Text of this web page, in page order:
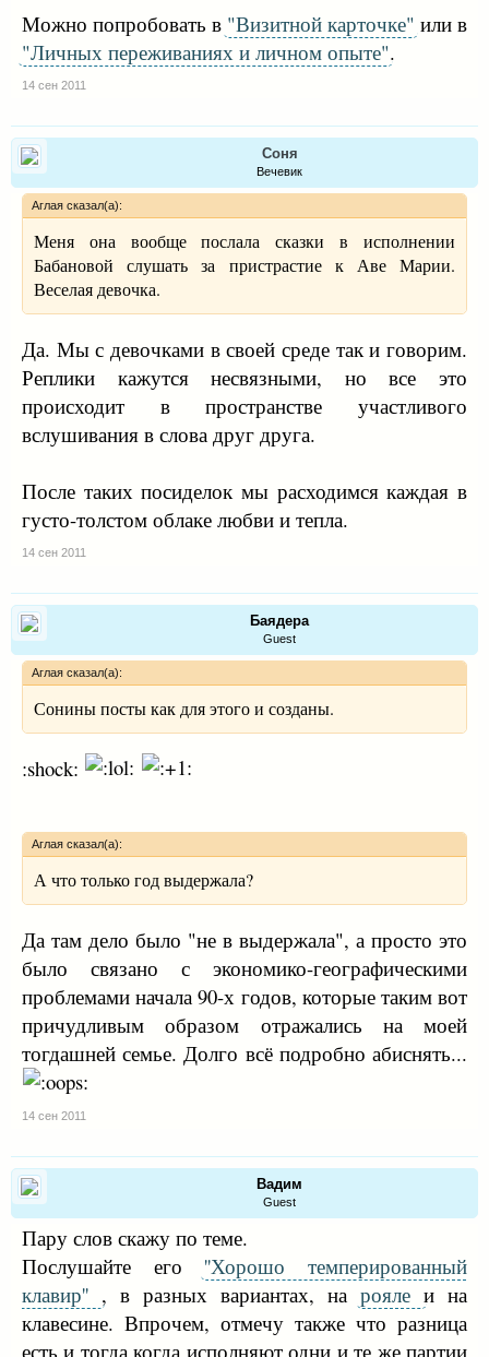
Можно попробовать в "Визитной карточке" или в
"Личных переживаниях и личном опыте".
14 сен 2011
Соня
Вечевик
Аглая сказал(а):
Меня она вообще послала сказки в исполнении
Бабановой слушать за пристрастие к Аве Марии.
Веселая девочка.
Да. Мы с девочками в своей среде так и говорим.
Реплики кажутся несвязными, но все это
происходит в пространстве участливого
вслушивания в слова друг друга.
После таких посиделок мы расходимся каждая в
густо-толстом облаке любви и тепла.
14 сен 2011
Баядера
Guest
Аглая сказал(а):
Сонины посты как для этого и созданы.
:shock:
Аглая сказал(а):
А что только год выдержала?
Да там дело было "не в выдержала", а просто это
было связано с экономико-географическими
проблемами начала 90-х годов, которые таким вот
причудливым образом отражались на моей
тогдашней семье. Долго всё подробно абиснять...
14 сен 2011
Вадим
Guest
Пару слов скажу по теме.
Послушайте его ''Хорошо темперированный
клавир'' , в разных вариантах, на рояле и на
клавесине. Впрочем, отмечу также что разница
есть и тогда когда исполняют одни и те же партии